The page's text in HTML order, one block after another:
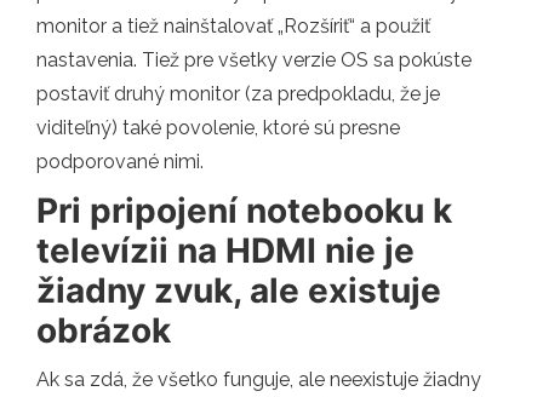
monitor a tiež nainštalovať „Rozšíriť“ a použiť
nastavenia. Tiež pre všetky verzie OS sa pokúste
postaviť druhý monitor (za predpokladu, že je
viditeľný) také povolenie, ktoré sú presne
podporované nimi.
Pri pripojení notebooku k
televízii na HDMI nie je
žiadny zvuk, ale existuje
obrázok
Ak sa zdá, že všetko funguje, ale neexistuje žiadny